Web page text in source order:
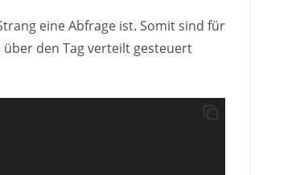
eine Abfrage ist. Somit sind für
über den Tag verteilt gesteuert